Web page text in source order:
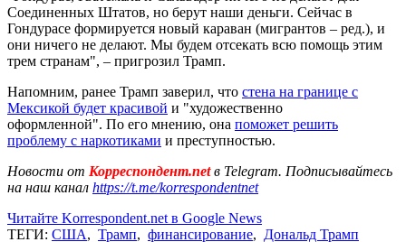
Соединенных Штатов, но берут наши деньги. Сейчас в
Гондурасе формируется новый караван (мигрантов – ред.), и
они ничего не делают. Мы будем отсекать всю помощь этим
трем странам", – пригрозил Трамп.
Напомним, ранее Трамп заверил, что стена на границе с
Мексикой будет красивой и "художественно
оформленной". По его мнению, она поможет решить
проблему с наркотиками и преступностью.
Новости от Корреспондент.netв Telegram. Подписывайтесь
на наш канал https://t.me/korrespondentnet
Читайте Korrespondent.net в Google News
ТЕГИ: США, Трамп, финансирование, Дональд Трамп